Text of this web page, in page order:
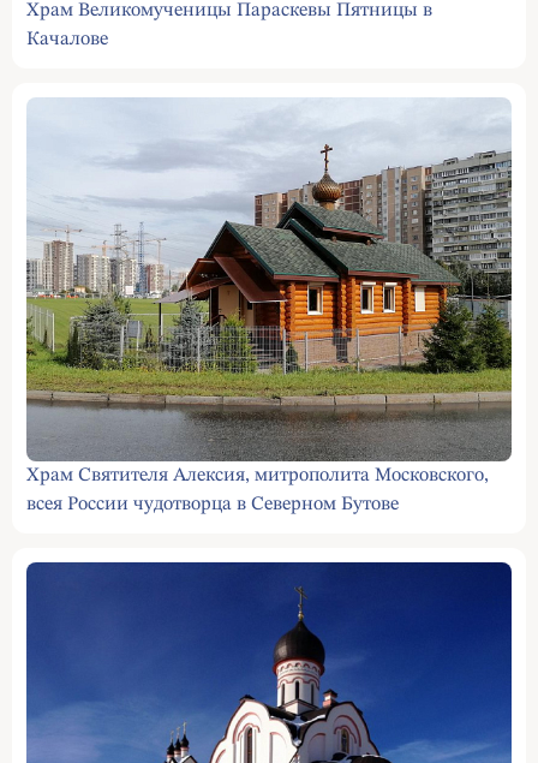
Храм Великомученицы Параскевы Пятницы в
Качалове
Храм Святителя Алексия, митрополита Московского,
всея России чудотворца в Северном Бутове